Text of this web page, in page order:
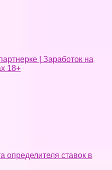
| Заработок на
18+
определителя ставок в